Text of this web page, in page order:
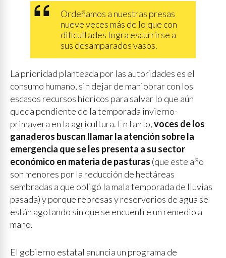
Ordeñamos a nuestras presas
nueve veces más de lo que con
dificultades logra escurrirse a
sus desamparados vasos.
La prioridad planteada por las autoridades es el
consumo humano, sin dejar de maniobrar con los
escasos recursos hídricos para salvar lo que aún
queda pendiente de la temporada invierno-
primavera en la agricultura. En tanto,voces de los
ganaderos buscan llamar la atención sobre la
emergencia que se les presenta a su sector
económico en materia de pasturas (que este año
son menores por la reducción de hectáreas
sembradas a que obligó la mala temporada de lluvias
pasada) y porque represas y reservorios de agua se
están agotando sin que se encuentre un remedio a
mano.
El gobierno estatal anuncia un programa de